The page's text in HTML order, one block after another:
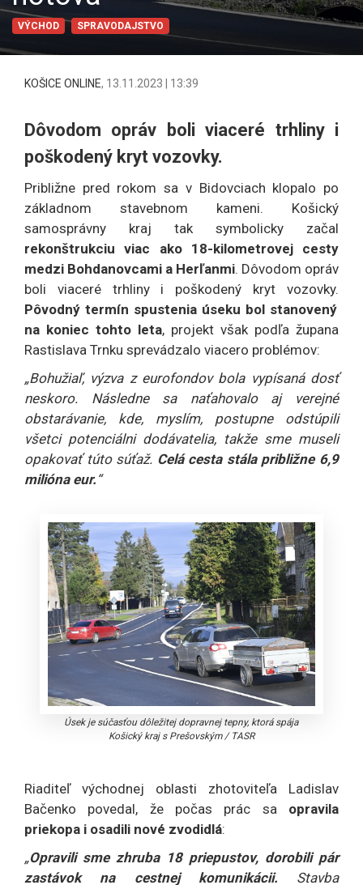
VÝCHOD SPRAVODAJSTVO
KOŠICE ONLINE, 13.11.2023 | 13:39
Dôvodom opráv boli viaceré trhliny i
poškodený kryt vozovky.
Približne pred rokom sa v Bidovciach klopalo po
základnom stavebnom kameni. Košický
samosprávny kraj tak symbolicky začal
rekonštrukciu viac ako 18-kilometrovej cesty
medzi Bohdanovcami a Herľanmi. Dôvodom opráv
boli viaceré trhliny i poškodený kryt vozovky.
Pôvodný termín spustenia úseku bol stanovený
na koniec tohto leta, projekt však podľa župana
Rastislava Trnku sprevádzalo viacero problémov:
„Bohužiaľ, výzva z eurofondov bola vypísaná dosť
neskoro. Následne sa naťahovalo aj verejné
obstarávanie, kde, myslím, postupne odstúpili
všetci potenciálni dodávatelia, takže sme museli
opakovať túto súťaž. Celá cesta stála približne 6,9
milióna eur. “
Úsek je súčasťou dôležitej dopravnej tepny, ktorá spája
Košický kraj s Prešovským/ TASR
Riaditeľ východnej oblasti zhotoviteľa Ladislav
Bačenko povedal, že počas prác sa opravila
priekopa i osadili nové zvodidlá:
„Opravili sme zhruba 18 priepustov, dorobili pár
zastávok na cestnej komunikácii. Stavba